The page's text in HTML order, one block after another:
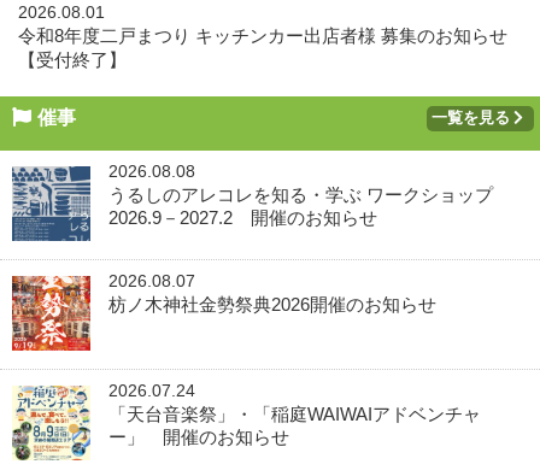
2026.08.01
令和8年度二戸まつり キッチンカー出店者様 募集のお知らせ
【受付終了】
催事 一覧を見る
2026.08.08
うるしのアレコレを知る・学ぶ ワークショップ
2026.9－2027.2 開催のお知らせ
2026.08.07
枋ノ木神社金勢祭典2026開催のお知らせ
2026.07.24
「天台音楽祭」・「稲庭WAIWAIアドベンチャ
ー」 開催のお知らせ